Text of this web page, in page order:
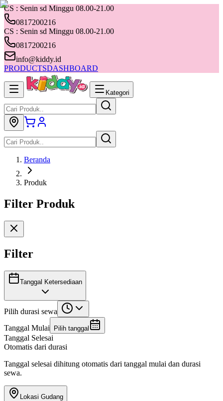
CS : Senin sd Minggu 08.00-21.00
0817200216
CS : Senin sd Minggu 08.00-21.00
0817200216
info@kiddy.id
PRODUCTSDASHBOARD
Kategori
Beranda
Produk
Filter Produk
Filter
Tanggal Ketersediaan
Pilih durasi sewa
Tanggal Mulai
Pilih tanggal
Tanggal Selesai
Otomatis dari durasi
Tanggal selesai dihitung otomatis dari tanggal mulai dan durasi
sewa.
Lokasi Gudang